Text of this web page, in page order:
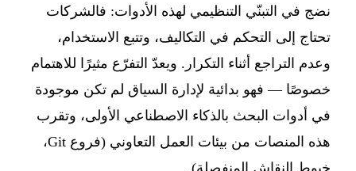
نضج في التبنّي التنظيمي لهذه الأدوات: فالشركات
تحتاج إلى التحكم في التكاليف، وتتبع الاستخدام،
وعدم التراجع أثناء التكرار. ويعدّ التفرّع مثيرًا للاهتمام
خصوصًا — فهو بدائية لإدارة السياق لم تكن موجودة
في أدوات البحث بالذكاء الاصطناعي الأولى، وتقرب
هذه المنصات من بيئات العمل التعاوني (فروع Git،
خيوط النقاش المنفصلة).